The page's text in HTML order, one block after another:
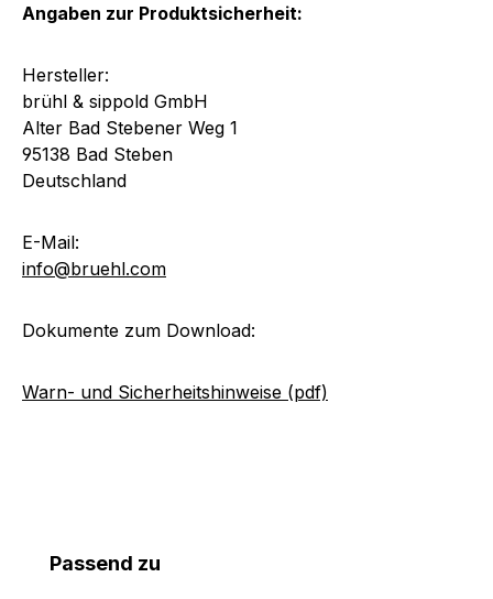
Angaben zur Produktsicherheit:
Hersteller:
brühl & sippold GmbH
Alter Bad Stebener Weg 1
95138 Bad Steben
Deutschland
E-Mail:
info@bruehl.com
Dokumente zum Download:
Warn- und Sicherheitshinweise (pdf)
Produktgalerie überspringen
Passend zu